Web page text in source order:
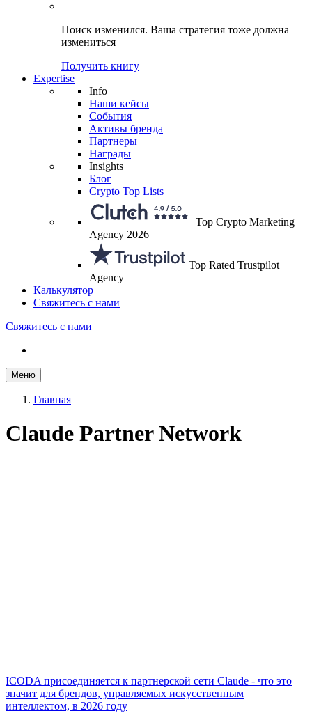
Поиск изменился. Ваша стратегия тоже должна
измениться
Получить книгу
Expertise
Info
Наши кейсы
События
Активы бренда
Партнеры
Награды
Insights
Блог
Crypto Top Lists
Top Crypto Marketing
Agency 2026
Top Rated Trustpilot
Agency
Калькулятор
Свяжитесь с нами
Свяжитесь с нами
Меню
Главная
Claude Partner Network
ICODA присоединяется к партнерской сети Claude - что это
значит для брендов, управляемых искусственным
интеллектом, в 2026 году